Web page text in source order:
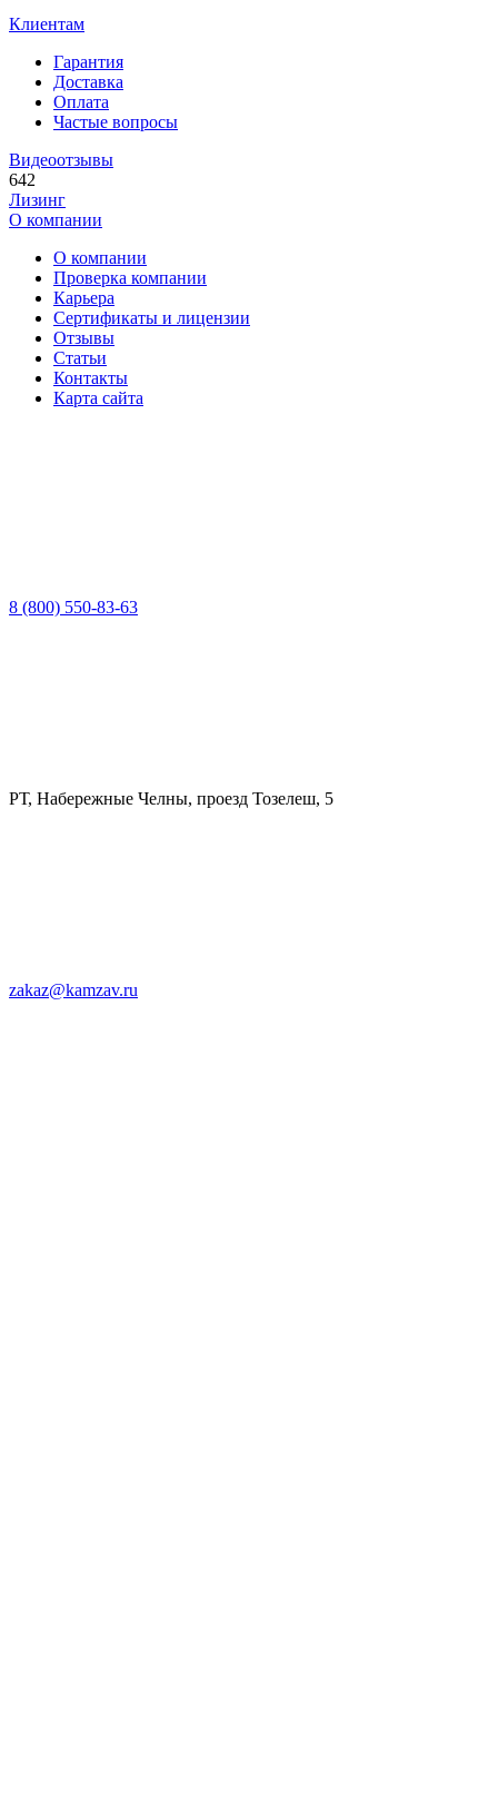
Клиентам
Гарантия
Доставка
Оплата
Частые вопросы
Видеоотзывы
642
Лизинг
О компании
О компании
Проверка компании
Карьера
Сертификаты и лицензии
Отзывы
Статьи
Контакты
Карта сайта
8 (800) 550-83-63
РТ, Набережные Челны, проезд Тозелеш, 5
zakaz@kamzav.ru